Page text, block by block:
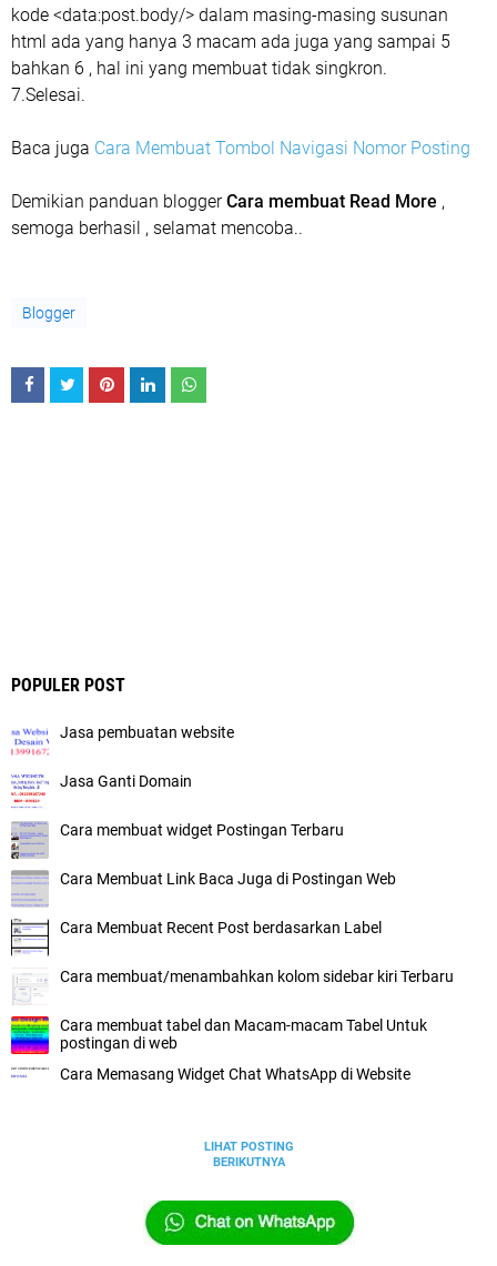
kode <data:post.body/> dalam masing-masing susunan
html ada yang hanya 3 macam ada juga yang sampai 5
bahkan 6 , hal ini yang membuat tidak singkron.
7.Selesai.
Baca juga Cara Membuat Tombol Navigasi Nomor Posting
Demikian panduan bloggerCara membuat Read More ,
semoga berhasil , selamat mencoba..
Blogger
POPULER POST
Jasa pembuatan website
Jasa Ganti Domain
Cara membuat widget Postingan Terbaru
Cara Membuat Link Baca Juga di Postingan Web
Cara Membuat Recent Post berdasarkan Label
Cara membuat/menambahkan kolom sidebar kiri Terbaru
Cara membuat tabel dan Macam-macam Tabel Untuk
postingan di web
Cara Memasang Widget Chat WhatsApp di Website
LIHAT POSTING
BERIKUTNYA